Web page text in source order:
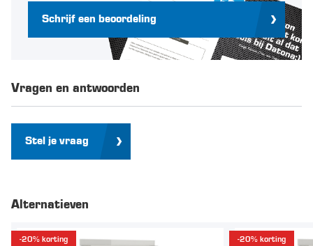
Schrijf een beoordeling
Vragen en antwoorden
Stel je vraag
Alternatieven
-20% korting -20% korting